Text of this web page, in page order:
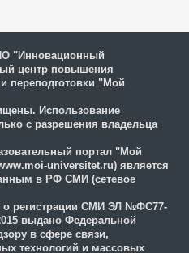
"Инновационный
центр повышения
переподготовки "Мой
Использование
с разрешения владельца
портал "Мой
universitet.ru) является
в РФ СМИ (сетевое
о регистрации СМИ ЭЛ №ФС77-
выдано Федеральной
в сфере связи,
технологий и массовых